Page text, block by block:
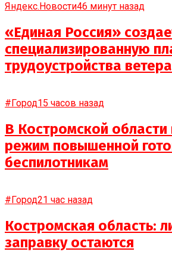
Яндекс.Новости46 минут назад
«Единая Россия»
специализированную
трудоустройства
#Город15 часов назад
В Костромской области
режим повышенной
беспилотникам
#Город21 час назад
Костромская область:
заправку остаются